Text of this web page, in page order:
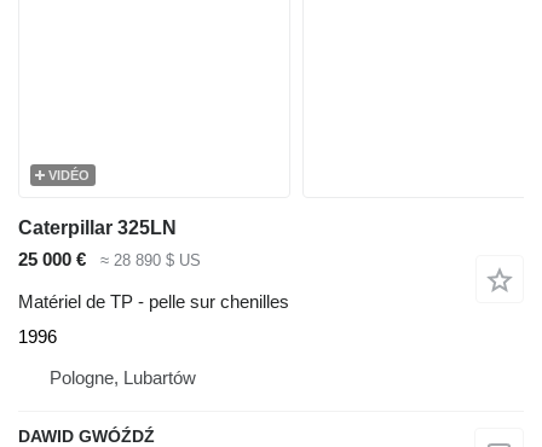
VIDÉO
Caterpillar 325LN
25 000 €
≈ 28 890 $ US
Matériel de TP - pelle sur chenilles
1996
Pologne, Lubartów
DAWID GWÓŹDŹ